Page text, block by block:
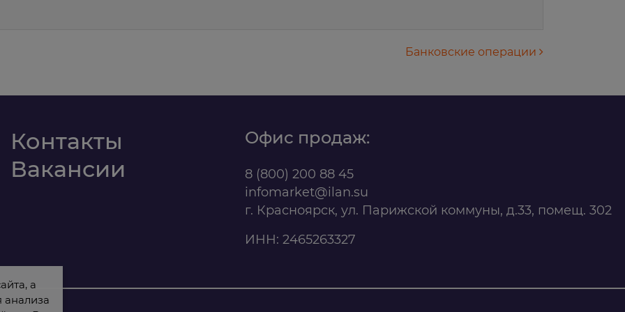
Банковские операции
Контакты
Вакансии
Офис продаж:
8 (800) 200 88 45
infomarket@ilan.su
г. Красноярск, ул. Парижской коммуны, д.33, помещ. 302
ИНН: 2465263327
а
анализа